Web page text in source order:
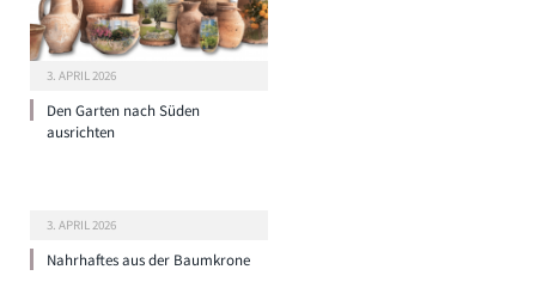
3. APRIL 2026
Den Garten nach Süden
ausrichten
3. APRIL 2026
Nahrhaftes aus der Baumkrone